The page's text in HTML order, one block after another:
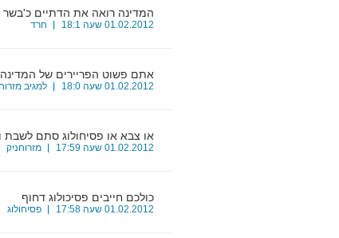
המדינה רואה את הדתיים כ'בשר
01.02.2012 שעה 18:1 חרד
אתם פשוט הפריירים של
01.02.2012 שעה 18:0 למגיב
או צבא או פסיחולוג סתם לשבת
01.02.2012 שעה 17:59 מזרוחניק
כולכם חייבים פסיכולוג דחוף
01.02.2012 שעה 17:58 פסיחולוג